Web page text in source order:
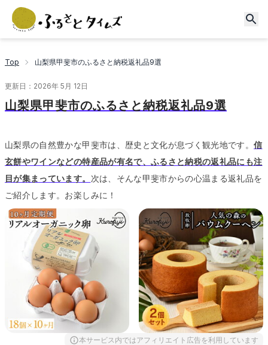
Top 山梨県甲斐市のふるさと納税返礼品9選
更新日： 2026年 5月 12日
山梨県甲斐市のふるさと納税返礼品9選
山梨県の自然豊かな甲斐市は、歴史と文化が息づく観光地です。信
玄餅やワインなどの特産品が有名で、ふるさと納税の返礼品にも注
目が集まっています。 次は、そんな甲斐市からの心温まる返礼品を
ご紹介します。 お楽しみに！
本サービス内ではアフィリエイト広告を利用しています